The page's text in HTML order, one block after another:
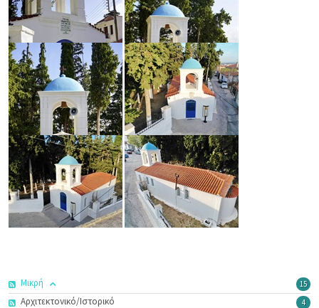
15
Μικρή
4
Αρχιτεκτονικό/Ιστορικό